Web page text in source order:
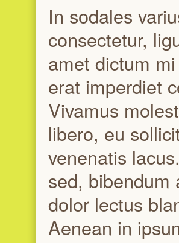
In sodales
consectetur,
amet dictum
erat imperdiet
Vivamus
libero, eu
venenatis
sed, bibendum
dolor lectus
Aenean in